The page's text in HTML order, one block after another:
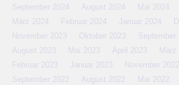
September 2024
August 2024 Mai 2024
März 2024
Februar 2024 Januar 2024
November 2023
Oktober 2023
September
August 2023
Mai 2023 April 2023
März
Februar 2023
Januar 2023 November 2022
September 2022
August 2022 Mai 2022